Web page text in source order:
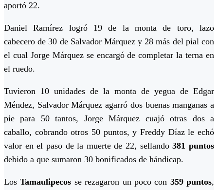
aportó 22.
Daniel Ramírez logró 19 de la monta de toro, lazo
cabecero de 30 de Salvador Márquez y 28 más del pial con
el cual Jorge Márquez se encargó de completar la terna en
el ruedo.
Tuvieron 10 unidades de la monta de yegua de Edgar
Méndez, Salvador Márquez agarró dos buenas manganas a
pie para 50 tantos, Jorge Márquez cuajó otras dos a
caballo, cobrando otros 50 puntos, y Freddy Díaz le echó
valor en el paso de la muerte de 22, sellando381 puntos
debido a que sumaron 30 bonificados de hándicap.
LosTamaulipecos se rezagaron un poco con 359 puntos,